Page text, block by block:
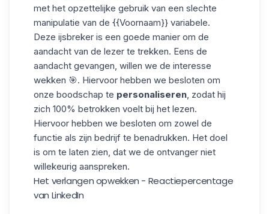
met het opzettelijke gebruik van een slechte
manipulatie van de {{Voornaam}} variabele.
Deze ijsbreker is een goede manier om de
aandacht van de lezer te trekken. Eens de
aandacht gevangen, willen we de interesse
wekken 🎯. Hiervoor hebben we besloten om
onze boodschap te personaliseren , zodat hij
zich 100% betrokken voelt bij het lezen.
Hiervoor hebben we besloten om zowel de
functie als zijn bedrijf te benadrukken. Het doel
is om te laten zien, dat we de ontvanger niet
willekeurig aanspreken.
Het verlangen opwekken - Reactiepercentage
van LinkedIn